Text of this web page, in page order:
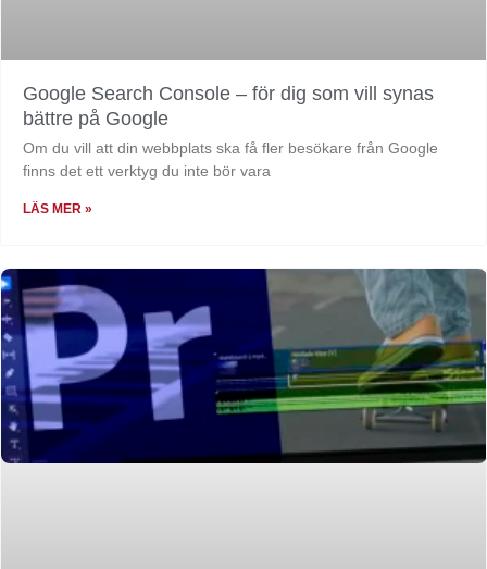
Google Search Console – för dig som vill synas
bättre på Google
Om du vill att din webbplats ska få fler besökare från Google
finns det ett verktyg du inte bör vara
LÄS MER »